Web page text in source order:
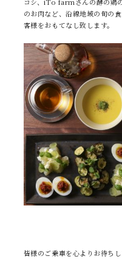
FAQ
よくある質問
のお肉など、沿線地域の旬の
客様をおもてなし致します。
皆様のご乗車を心よりお待ちし